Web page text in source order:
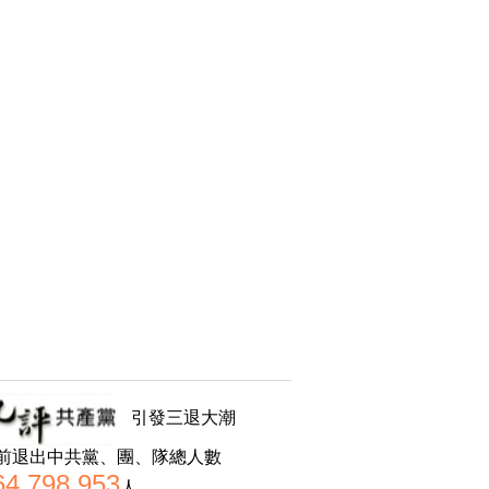
引發三退大潮
退出中共黨、團、隊總人數